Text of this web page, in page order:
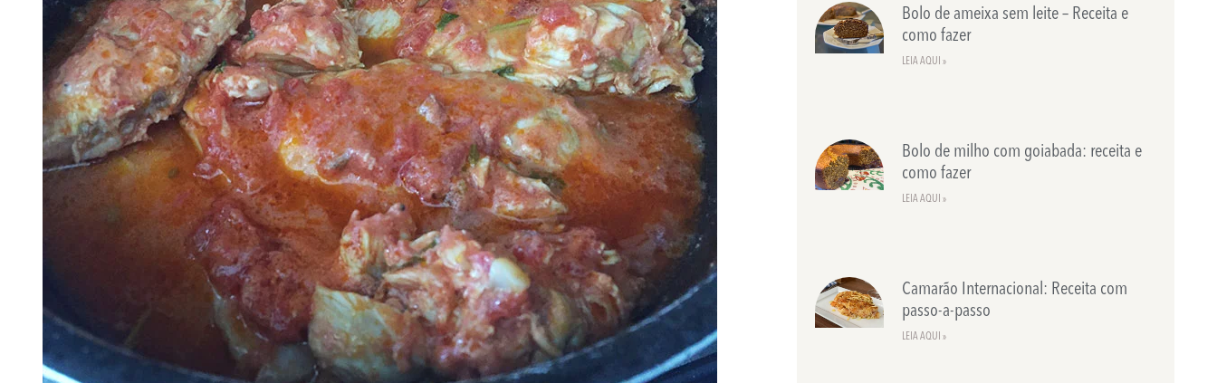
Bolo de ameixa sem leite – Receita e
como fazer
LEIA AQUI »
Bolo de milho com goiabada: receita e
como fazer
LEIA AQUI »
Camarão Internacional: Receita com
passo-a-passo
LEIA AQUI »